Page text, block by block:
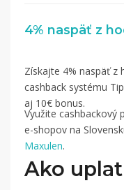
Získajte 4% naspäť z
cashback systému
aj 10€ bonus.
Využite cashbackový
e-shopov na
Maxulen.
Ako